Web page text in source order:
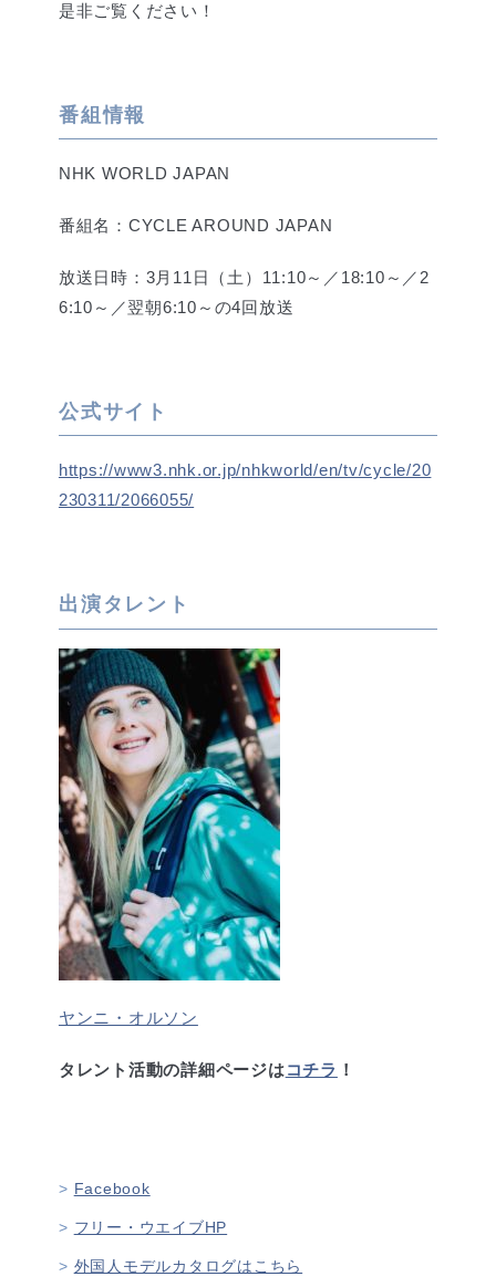
是非ご覧ください！
番組情報
NHK WORLD JAPAN
番組名：CYCLE AROUND JAPAN
放送日時：3月11日（土）11:10～／18:10～／2
6:10～／翌朝6:10～の4回放送
公式サイト
https://www3.nhk.or.jp/nhkworld/en/tv/cycle/20
230311/2066055/
出演タレント
ヤンニ・オルソン
タレント活動の詳細ページはコチラ ！
Facebook
フリー・ウエイブHP
外国人モデルカタログはこちら